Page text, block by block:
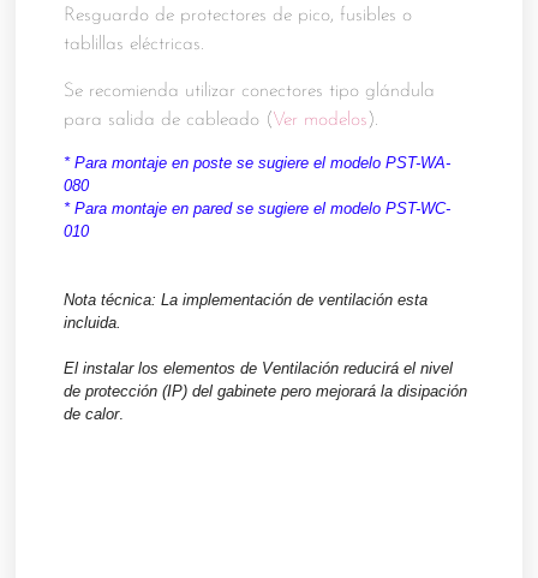
Resguardo de protectores de pico, fusibles o
tablillas eléctricas.
Se recomienda utilizar conectores tipo glándula
para salida de cableado (Ver modelos ).
* Para montaje en poste se sugiere el modelo PST-WA-
080
* Para montaje en pared se sugiere el modelo PST-WC-
010
Nota técnica: La implementación de ventilación esta
incluida.
El instalar los elementos de Ventilación reducirá el nivel
de protección (IP) del gabinete pero mejorará la disipación
de calor.